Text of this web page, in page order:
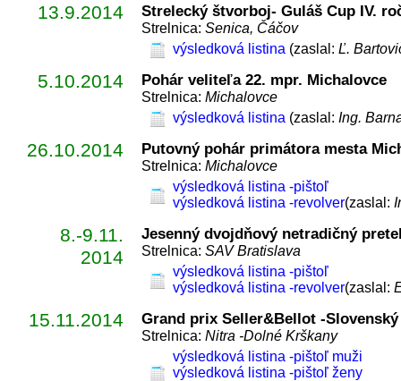
13.9.2014 Strelecký štvorboj- Guláš Cup IV.
Strelnica: Senica, Čáčov
výsledková listina (zaslal: Ľ.
5.10.2014 Pohár veliteľa 22. mpr. Michalovce
Strelnica: Michalovce
výsledková listina (zaslal: Ing.
26.10.2014 Putovný pohár primátora mesta
Strelnica: Michalovce
výsledková listina -pištoľ
výsledková listina -revolver(zaslal:
8.-9.11.
2014
Jesenný dvojdňový netradičný
Strelnica: SAV Bratislava
výsledková listina -pištoľ
výsledková listina -revolver(zaslal:
15.11.2014 Grand prix Seller&Bellot -
Strelnica: Nitra -Dolné Krškany
výsledková listina -pištoľ muži
výsledková listina -pištoľ ženy